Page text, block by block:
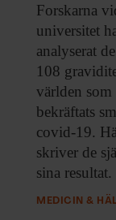
LYSSNA/
SHOP
KONTAKTA
SKRIV I F&F
Forskarna
universitet
analyserat
108
världen som
bekräftats
covid-19.
skriver de
sina resultat.
MEDICIN &